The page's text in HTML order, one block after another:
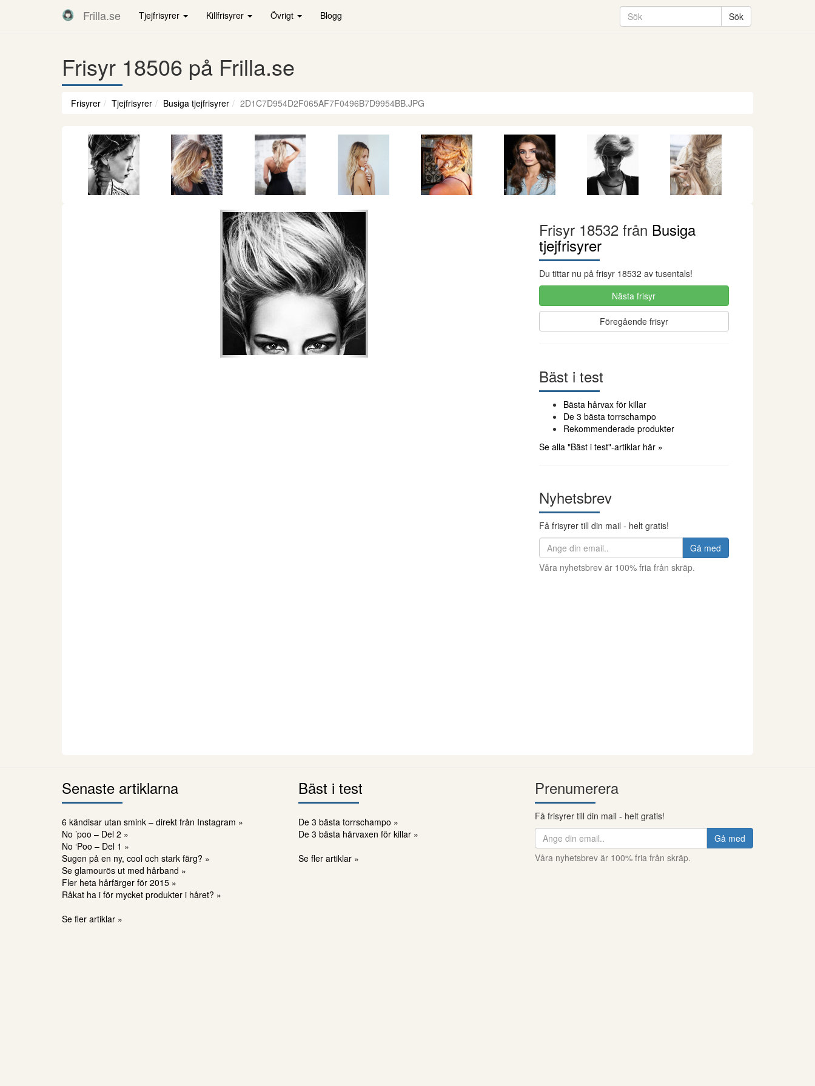
Frilla.se Tjejfrisyrer Killfrisyrer Övrigt Blogg
Frisyr 18506 på Frilla.se
Frisyrer Tjejfrisyrer Busiga tjejfrisyrer 2D1C7D954D2F065AF7F0496B7D9954BB.JPG
Föregående
Frisyr 18532 från Busiga
tjejfrisyrer
Du tittar nu på frisyr 18532 av tusentals!
Nästa frisyr
Föregående frisyr
Bäst i test
Bästa hårvax för killar
De 3 bästa torrschampo
Rekommenderade produkter
Se alla "Bäst i test"-artiklar här »
Nyhetsbrev
Få frisyrer till din mail - helt gratis!
Gå med
Våra nyhetsbrev är 100% fria från skräp.
Senaste artiklarna
6 kändisar utan smink – direkt från Instagram »
No ’poo – Del 2 »
No ‘Poo – Del 1 »
Sugen på en ny, cool och stark färg? »
Se glamourös ut med hårband »
Fler heta hårfärger för 2015 »
Råkat ha i för mycket produkter i håret? »
Se fler artiklar »
Bäst i test
De 3 bästa torrschampo »
De 3 bästa hårvaxen för killar »
Se fler artiklar »
Prenumerera
Få frisyrer till din mail - helt gratis!
Gå med
Våra nyhetsbrev är 100% fria från skräp.